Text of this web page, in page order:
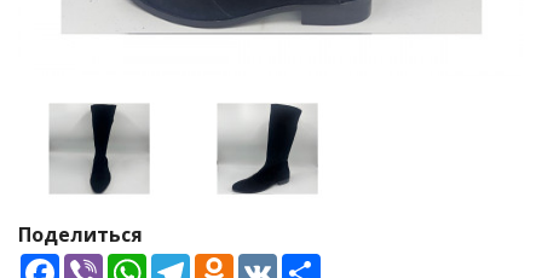
Поделиться
Facebook
ViberWhatsApp
TelegramOdnoklassniki
VK